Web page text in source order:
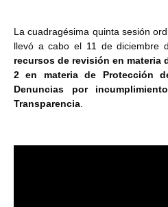
La cuadragésima quinta sesión
llevó a cabo el 11 de diciembre
recursos de revisión en materia
2 en materia de Protección
Denuncias por
Transparencia